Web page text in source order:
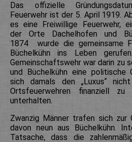
Das offizielle
Feuerwehr ist der 5. April 1919.
es eine Freiwillige Feuerwehr,
der Orte Dachelhofen und
1874 wurde die gemeinsame
Büchelkühn ins Leben
Gemeinschaftswehr war darin zu
und Büchelkühn eine politische
sich damals den „Luxus“
Ortsfeuerwehren finanziell
unterhalten.
Zwanzig Männer trafen sich zur
davon neun aus Büchelkühn.
Tatsache, dass die